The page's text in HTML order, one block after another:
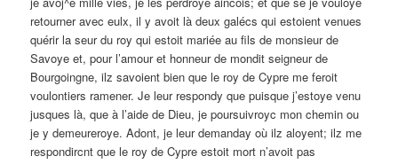
retourner avec eulx, il y avoit là deux galécs qui estoient venues
quérir la seur du roy qui estoit mariée au fils de monsieur de
Savoye et, pour l’amour et honneur de mondit seigneur de
Bourgoingne, ilz savoient bien que le roy de Cypre me feroit
voulontiers ramener. Je leur respondy que puisque j’estoye venu
jusques là, que à l’aide de Dieu, je poursuivroyc mon chemin ou
je y demeureroye. Adont, je leur demanday où ilz aloyent; ilz me
respondircnt que le roy de Cypre estoit mort n’avoit pas